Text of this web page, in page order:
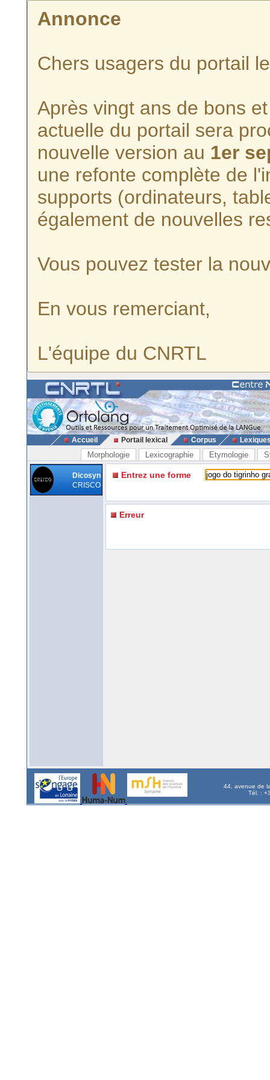
Annonce
Chers usagers du portail
Après vingt ans de bons
actuelle du portail sera
nouvelle version au 1er
une refonte complète de
supports (ordinateurs,
également de nouvelles
Vous pouvez tester la
En vous remerciant,
L'équipe du CNRTL
Accueil Portail lexical Corpus
Morphologie Lexicographie Etymologie
Dicosyn
CRISCO
Entrez une forme
Erreur
44, avenue de
Tél. :